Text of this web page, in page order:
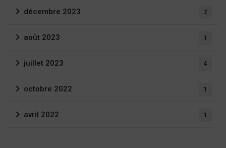
décembre 2023 2
août 2023 1
juillet 2023 4
octobre 2022 1
avril 2022 1